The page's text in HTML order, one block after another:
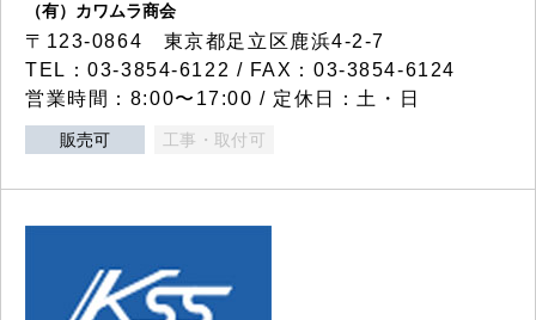
（有）カワムラ商会
〒123-0864 東京都足立区鹿浜4-2-7
TEL：03-3854-6122 / FAX：03-3854-6124
営業時間：8:00〜17:00 / 定休日：土・日
販売可 工事・取付可